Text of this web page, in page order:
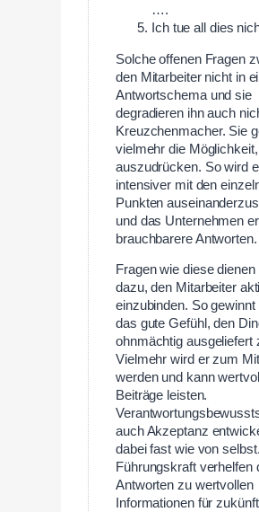
….
Ich tue all dies
Solche offenen Fragen
den Mitarbeiter nicht in
Antwortschema und sie
degradieren ihn auch
Kreuzchenmacher. Sie
vielmehr die
auszudrücken. So wird
intensiver mit den
Punkten
und das Unternehmen
brauchbarere Antworten.
Fragen wie diese dienen
dazu, den Mitarbeiter
einzubinden. So gewinnt
das gute Gefühl, den
ohnmächtig ausgeliefert
Vielmehr wird er zum
werden und kann
Beiträge leisten.
auch Akzeptanz
dabei fast wie von
Führungskraft verhelfen
Antworten zu wertvollen
Informationen für